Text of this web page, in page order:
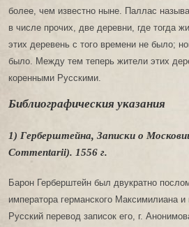
более, чем известно ныне. Паллас
в числе прочих, две деревни, где тогда
этих деревень с того времени не было;
было. Между тем теперь жители этих
коренными Русскими.
Библиографическия указания
1) Герберштейна, Записки о
Commentarii). 1556 г.
Барон Герберштейн был двукратно
императора германского Максимилиана и
Русский перевод записок его, г.